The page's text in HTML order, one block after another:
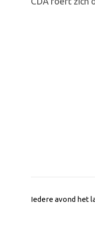
Iedere avond het